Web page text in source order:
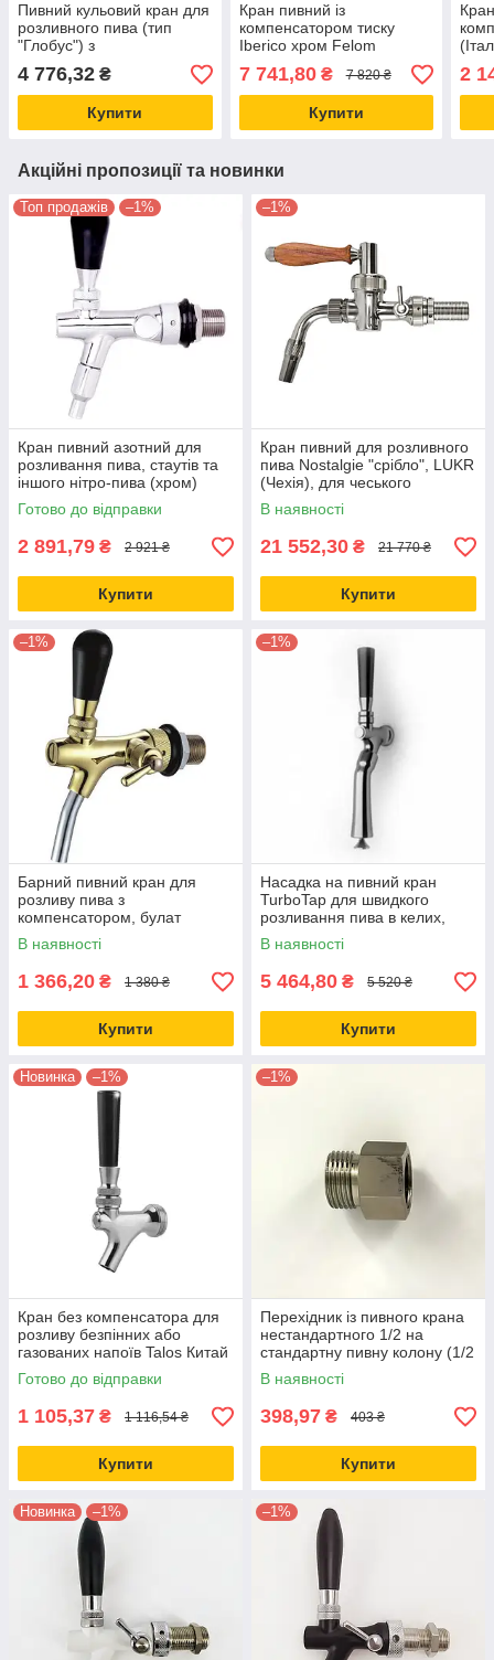
Пивний кульовий кран для
розливного пива (тип
"Глобус") з
Cosmo Італія
4 776,32 ₴
Купити
Кран пивний із
компенсатором тиску
Iberico хром Felom
розливного пива
7 741,80₴ 7 820 ₴
Купити
2
Акційні пропозиції та новинки
Топ продажів –1%
Кран пивний азотний для
розливання пива, стаутів та
іншого нітро-пива (хром)
Lindr, Чехія
Готово до відправки
2 891,79 ₴ 2 921 ₴
Купити
–1%
Кран пивний для розливного
пива Nostalgie "срібло", LUKR
(Чехія), для чеського
наливання
В наявності
21 552,30 ₴ 21 770 ₴
Купити
–1%
Барний пивний кран для
розливу пива з
компенсатором, булат
("золото"), Talos, Китай
В наявності
1 366,20 ₴ 1 380 ₴
Купити
–1%
Насадка на пивний кран
TurboTap для швидкого
розливання пива в келих,
пляшку, банку ТурбоТап
В наявності
5 464,80 ₴ 5 520 ₴
Купити
Новинка –1%
Кран без компенсатора для
розливу безпінних або
газованих напоїв Talos Китай
Готово до відправки
1 105,37 ₴ 1 116,54 ₴
Купити
–1%
Перехідник із пивного крана
нестандартного 1/2 на
стандартну пивну колону (1/2
мама — 5/8 тато)
В наявності
398,97 ₴ 403 ₴
Купити
Новинка –1% –1%